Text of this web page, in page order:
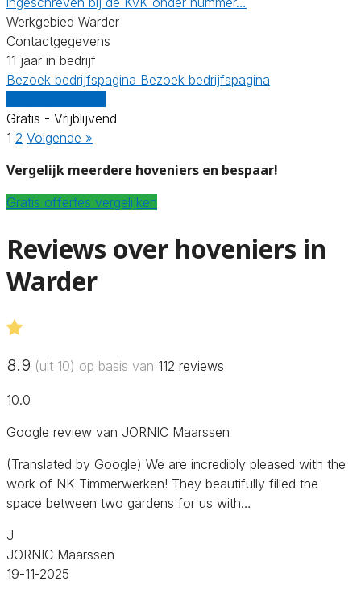
Werkgebied Warder
Contactgegevens
11 jaar in bedrijf
Bezoek bedrijfspagina Bezoek bedrijfspagina
Gratis - Vrijblijvend
1 2 Volgende »
Vergelijk meerdere hoveniers en bespaar!
Gratis offertes vergelijken
Reviews over hoveniers in
Warder
8.9 (uit 10) op basis van 112 reviews
10.0
Google review van JORNIC Maarssen
(Translated by Google) We are incredibly pleased with the
work of NK Timmerwerken! They beautifully filled the
space between two gardens for us with…
J
JORNIC Maarssen
19-11-2025